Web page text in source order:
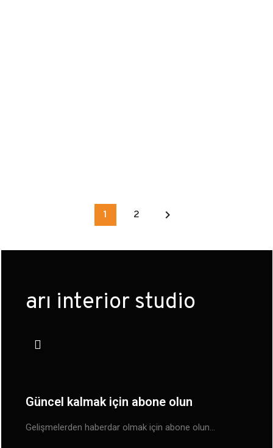
1 2 keyboard_arrow_right
arı interior studio
Güncel kalmak için abone olun
Gelişmelerden haberdar olmak için abone olun…